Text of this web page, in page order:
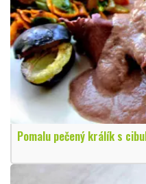
Pomalu pečený králík s